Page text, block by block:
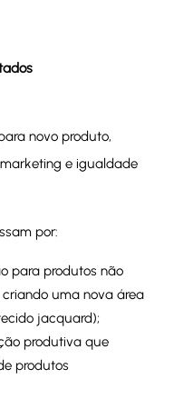
novo produto,
e igualdade
por:
para produtos não
uma nova área
jacquard);
produtiva que
produtos